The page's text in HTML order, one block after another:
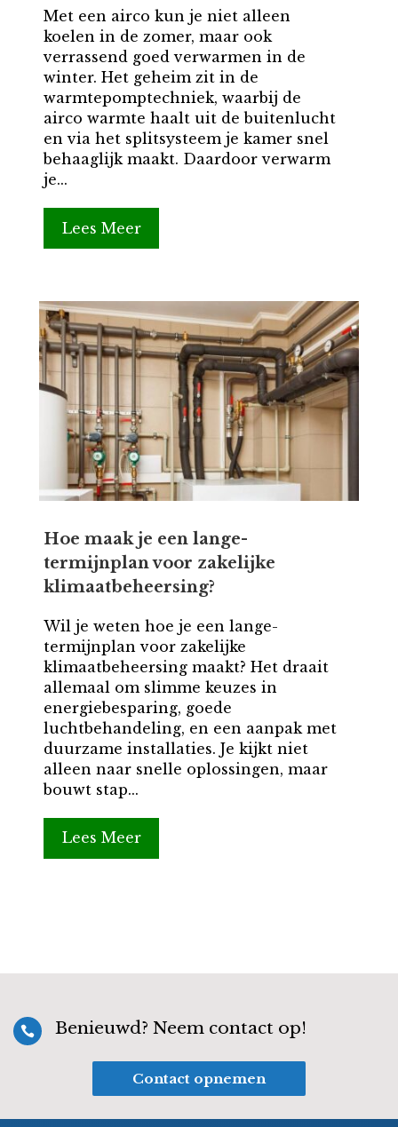
Met een airco kun je niet alleen
koelen in de zomer, maar ook
verrassend goed verwarmen in de
winter. Het geheim zit in de
warmtepomptechniek, waarbij de
airco warmte haalt uit de buitenlucht
en via het splitsysteem je kamer snel
behaaglijk maakt. Daardoor verwarm
je...
Lees Meer
Hoe maak je een lange-
termijnplan voor zakelijke
klimaatbeheersing?
Wil je weten hoe je een lange-
termijnplan voor zakelijke
klimaatbeheersing maakt? Het draait
allemaal om slimme keuzes in
energiebesparing, goede
luchtbehandeling, en een aanpak met
duurzame installaties. Je kijkt niet
alleen naar snelle oplossingen, maar
bouwt stap...
Lees Meer
 Benieuwd? Neem contact op!
Contact opnemen